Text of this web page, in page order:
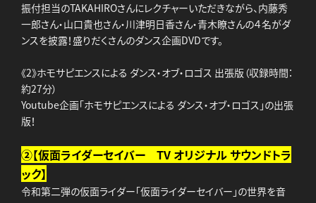
振付担当のTAKAHIROさんにレクチャーいただきながら、内藤秀
一郎さん・山口貴也さん・川津明日香さん・青木瞭さんの４名がダ
ンスを披露！盛りだくさんのダンス企画DVDです。
《2》ホモサピエンスによる ダンス・オブ・ロゴス 出張版（収録時間：
約27分）
Youtube企画「ホモサピエンスによる ‪ダンス・オブ・ロゴス」の出張
版！
②【仮面ライダーセイバー TV オリジナル サウンドトラ
ック】
令和第二弾の仮面ライダー「仮面ライダーセイバー」の世界を音